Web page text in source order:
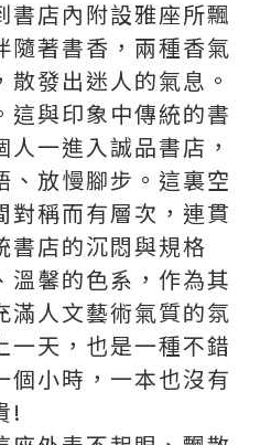
書店內附設雅座所飄
隨著書香，兩種香氣
發出迷人的氣息。
這與印象中傳統的書
一進入誠品書店，
、放慢腳步。這裏空
對稱而有層次，連貫
書店的沉悶與規格
溫馨的色系，作為其
滿人文藝術氣質的氛
一天，也是一種不錯
個小時，一本也沒有
!